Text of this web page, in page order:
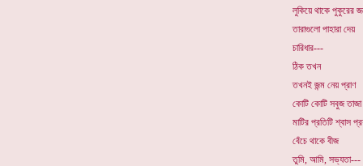
লুকিয়ে থাকে পুকুরের
তারাগুলো পাহারা দেয়
চারিধার---
ঠিক তখন
তখনই জন্ম নেয় প্রাণ
কোটি কোটি সবুজ তাজা
মাটির প্রতিটি শ্বাস
বেঁচে থাকে বীজ
তুমি, আমি, সভ্যতা---